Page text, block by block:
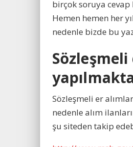
birçok soruya cevap
Hemen hemen her
nedenle bizde bu
Sözleşmeli er
nedenle alım
şu siteden takip